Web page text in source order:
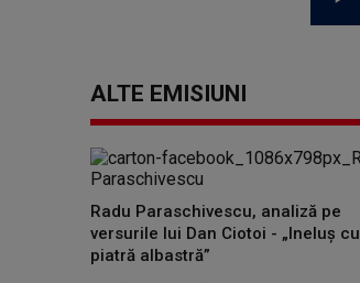
ALTE EMISIUNI
Radu Paraschivescu, analiză pe
versurile lui Dan Ciotoi - „Ineluș cu
piatră albastră”